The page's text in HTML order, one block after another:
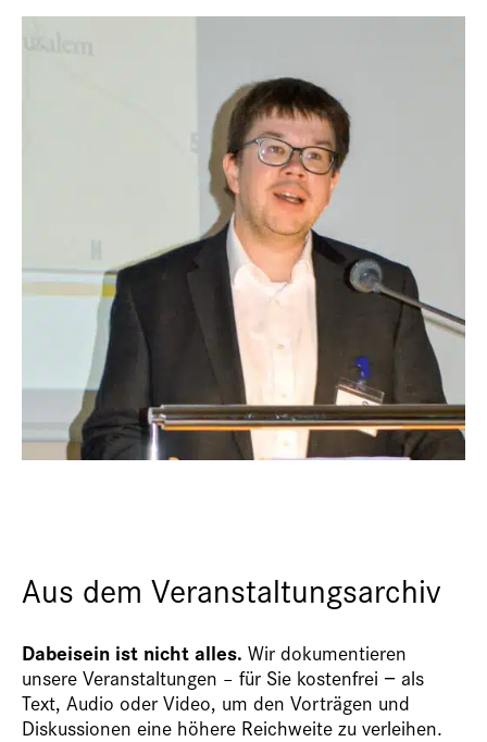
Aus dem Veranstaltungsarchiv
Dabeisein ist nicht alles. Wir dokumentieren
unsere Veranstaltungen – für Sie kostenfrei − als
Text, Audio oder Video, um den Vorträgen und
Diskussionen eine höhere Reichweite zu verleihen.